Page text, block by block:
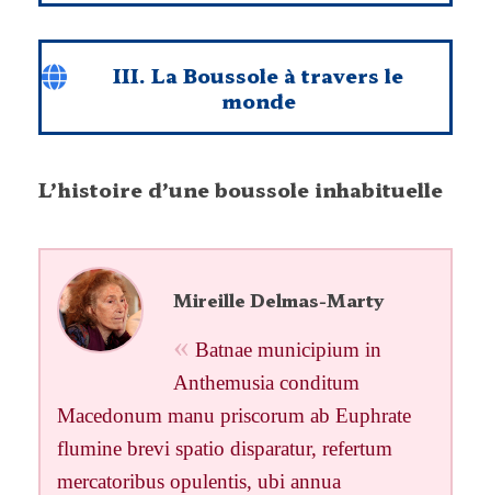
III. La Boussole à travers le
monde
L’histoire d’une boussole inhabituelle
Mireille Delmas-Marty
Batnae municipium in
Anthemusia conditum
Macedonum manu priscorum ab Euphrate
flumine brevi spatio disparatur, refertum
mercatoribus opulentis, ubi annua